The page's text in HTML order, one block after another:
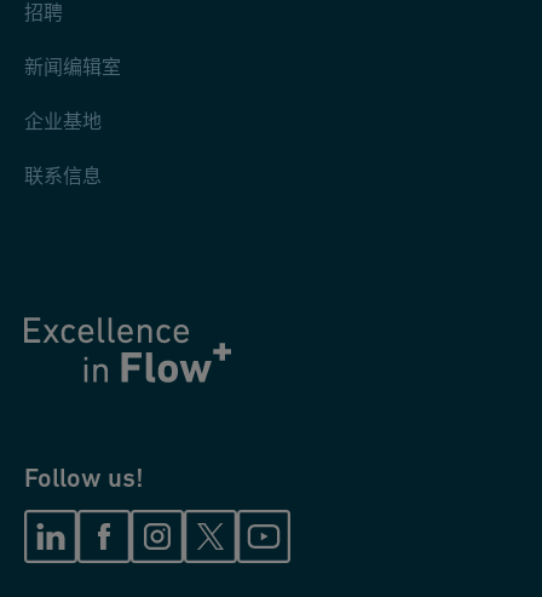
招聘
新闻编辑室
企业基地
联系信息
Follow us!